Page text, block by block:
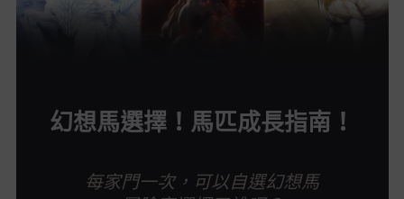
幻想馬選擇！馬匹成長指南！
每家門一次，可以自選幻想馬